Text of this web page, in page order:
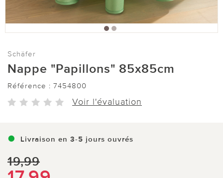
Schäfer
Nappe "Papillons" 85x85cm
Référence : 7454800
Voir l'évaluation
Livraison en 3-5 jours ouvrés
19,99